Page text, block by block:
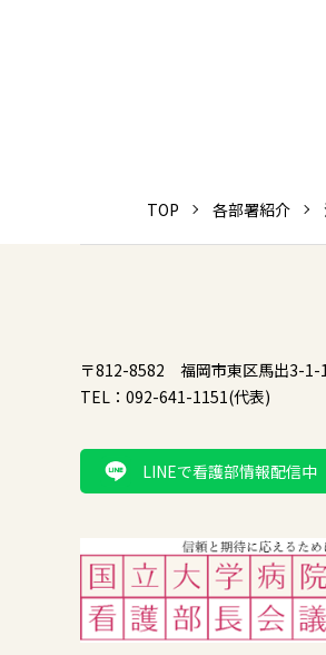
TOP 各部署紹介
〒812-8582 福岡市東区馬出3-1-
TEL：092-641-1151(代表)
LINEで看護部情報配信中